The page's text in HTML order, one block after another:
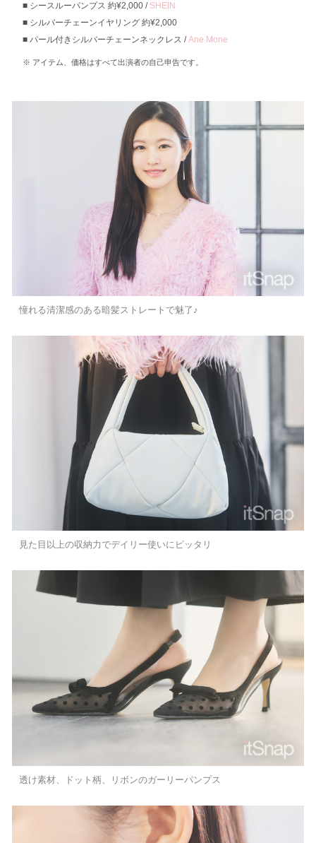
シースルーパンプス 約¥2,000 / SHEIN
シルバーチェーンイヤリング 約¥2,000
パール付きシルバーチェーンネックレス /Ane Mone
アイテム、価格はすべて出演者の自己申告です。
憧れる清潔感のある暗髪ストレートで魅了♪
見た目以上の収納力でデイリー使いにピッタリ
透け素材、ドット柄、リボンのガーリーパンプス